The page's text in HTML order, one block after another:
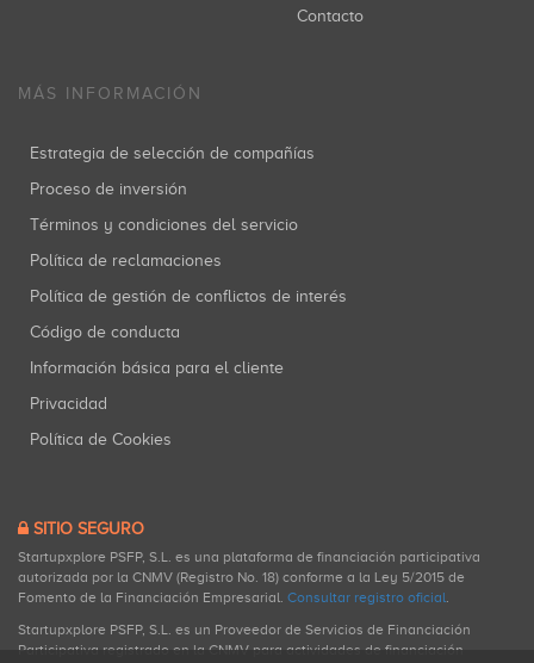
Contacto
MÁS INFORMACIÓN
Estrategia de selección de compañías
Proceso de inversión
Términos y condiciones del servicio
Política de reclamaciones
Política de gestión de conflictos de interés
Código de conducta
Información básica para el cliente
Privacidad
Política de Cookies
SITIO SEGURO
Startupxplore PSFP, S.L. es una plataforma de financiación participativa
autorizada por la CNMV (Registro No. 18) conforme a la Ley 5/2015 de
Fomento de la Financiación Empresarial. Consultar registro oficial.
Startupxplore PSFP, S.L. es un Proveedor de Servicios de Financiación
Participativa registrado en la CNMV para actividades de financiación